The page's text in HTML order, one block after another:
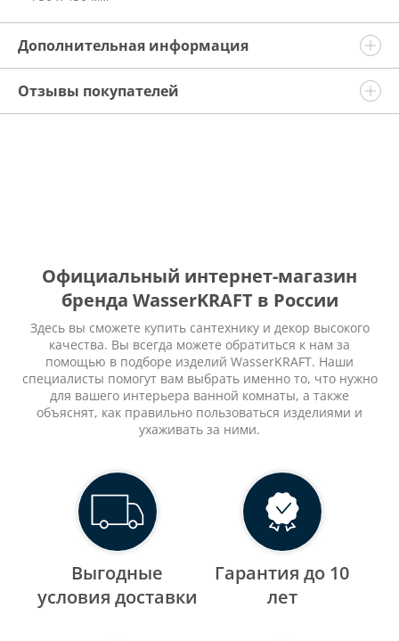
Дополнительная информация
Отзывы покупателей
Официальный интернет-магазин
бренда WasserKRAFT в России
Здесь вы сможете купить сантехнику и декор высокого
качества. Вы всегда можете обратиться к нам за
помощью в подборе изделий WasserKRAFT. Наши
специалисты помогут вам выбрать именно то, что нужно
для вашего интерьера ванной комнаты, а также
объяснят, как правильно пользоваться изделиями и
ухаживать за ними.
Выгодные
уcловия доставки
Гарантия до 10
лет